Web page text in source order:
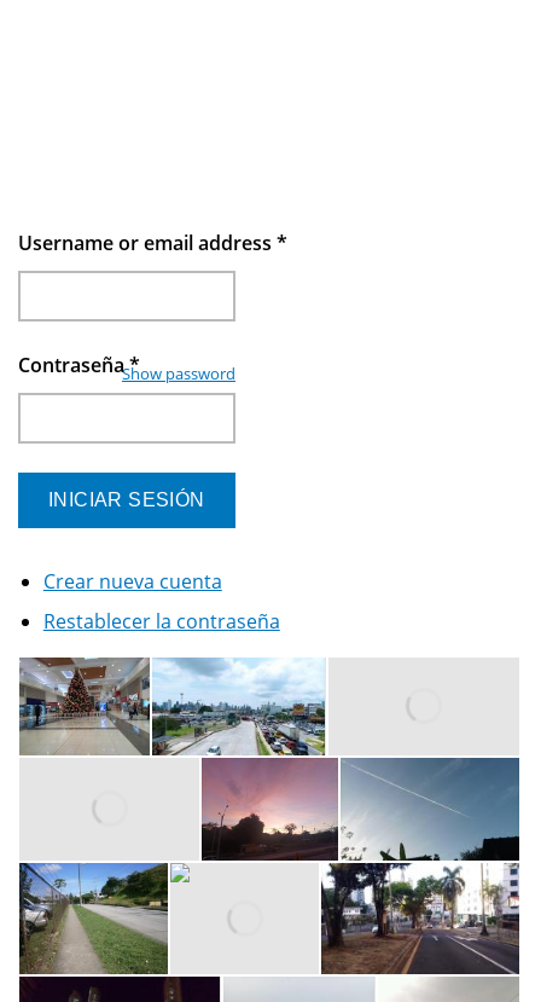
Username or email address *
Contraseña*
Show password
Crear nueva cuenta
Restablecer la contraseña